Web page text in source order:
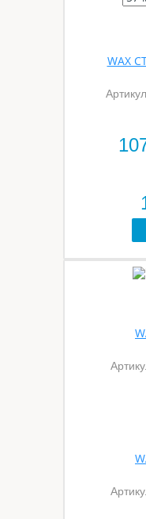
WAX